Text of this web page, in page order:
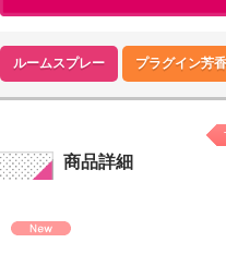
ルームスプレー プラグイン芳
商品詳細